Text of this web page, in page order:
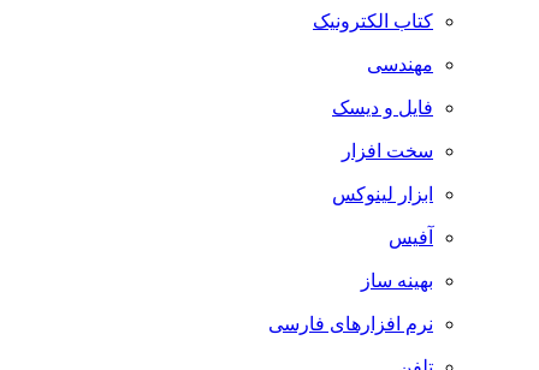
کتاب الکترونیک
مهندسی
فایل و دیسک
سخت افزار
ابزار لینوکس
آفیس
بهینه ساز
نرم افزارهای فارسی